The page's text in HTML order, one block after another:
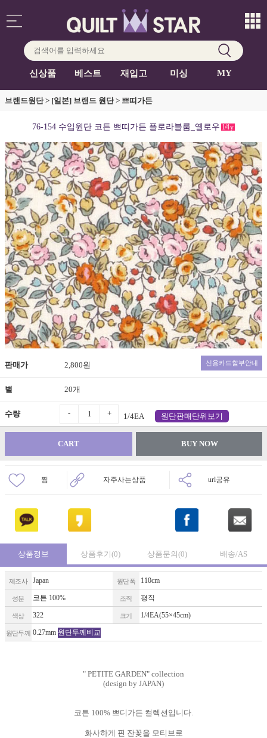
신상품 베스트 재입고 미싱 MY
브랜드원단> [일본] 브랜드 원단> 쁘띠가든
76-154 수입원단 코튼 쁘띠가든 플로라블룸_옐로우 1/4y
판매가 2,800원 신용카드할부안내
별 20개
수량 - + 1/4EA 원단판매단위보기
CART BUY NOW
찜 자주사는상품 url공유
상품정보 상품후기(0) 상품문의(0) 배송/AS
제조사 Japan 원단폭 110cm
성분 코튼 100% 조직 평직
색상 322 크기 1/4EA(55×45cm)
원단두께 0.27mm 원단두께비교
" PETITE GARDEN" collection
(design by JAPAN)
코튼 100% 쁘디가든 컬렉션입니다.
화사하게 핀 잔꽃을 모티브로